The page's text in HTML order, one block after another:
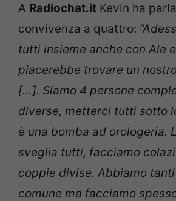
A Radiochat.it Kevin ha
convivenza a quattro:
tutti insieme anche con Ale
piacerebbe trovare un
[…]. Siamo 4 persone
diverse, metterci tutti sotto
è una bomba ad orologeria.
sveglia tutti, facciamo
coppie divise. Abbiamo
comune ma facciamo